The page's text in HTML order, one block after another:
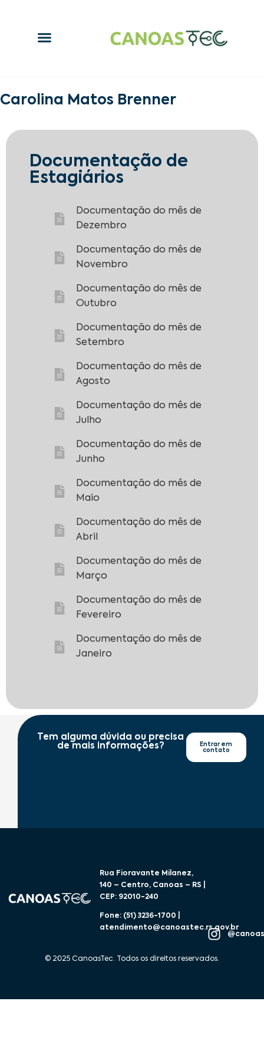
Carolina Matos Brenner
Documentação de
Estagiários
Documentação do mês de
Dezembro
Documentação do mês de
Novembro
Documentação do mês de
Outubro
Documentação do mês de
Setembro
Documentação do mês de
Agosto
Documentação do mês de
Julho
Documentação do mês de
Junho
Documentação do mês de
Maio
Documentação do mês de
Abril
Documentação do mês de
Março
Documentação do mês de
Fevereiro
Documentação do mês de
Janeiro
Tem alguma dúvida ou precisa
de mais informações?
Entrar em
contato
Rua Fioravante Milanez,
140 – Centro, Canoas – RS |
CEP: 92010-240
Fone: (51) 3236-1700 |
atendimento@canoastec.rs.gov.br
© 2025 CanoasTec. Todos os direitos reservados.